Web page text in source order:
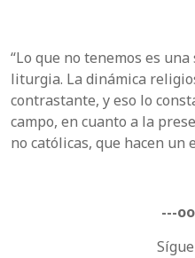
“Lo que no tenemos es
liturgia. La dinámica
contrastante, y eso lo
campo, en cuanto a la
no católicas, que hacen un
---